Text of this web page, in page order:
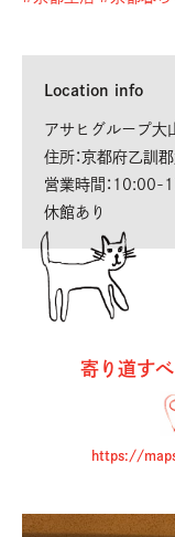
Location info
アサヒグループ大
住所：京都府乙訓
営業時間：10:00-
休館あり
寄り道す
https://